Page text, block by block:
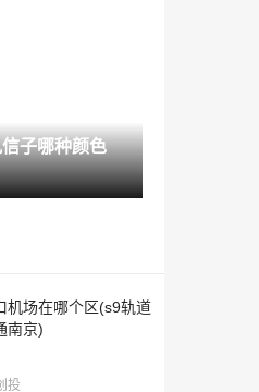
恢复吗（手机聊天
）
位追踪（已关机的
用于非基于Tegra
子哪种颜色
机场在哪个区(s9轨道
南京)
投